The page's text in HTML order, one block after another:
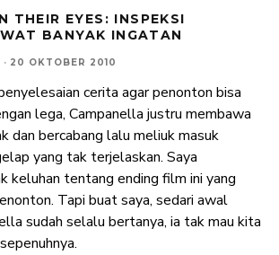
THEIR EYES: INSPEKSI
BANYAK INGATAN
· 20 OKTOBER 2010
cerita agar penonton bisa
lega, Campanella justru membawa
dan bercabang lalu meliuk masuk
yang tak terjelaskan. Saya
keluhan tentang ending film ini yang
Tapi buat saya, sedari awal
sudah selalu bertanya, ia tak mau kita